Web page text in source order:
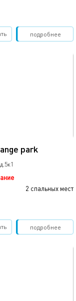
подробнее
Забронировать
park
2 спальных мест
подробнее
Забронировать